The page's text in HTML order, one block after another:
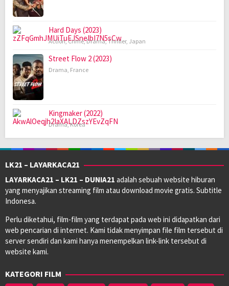
Hard Days (2023)
Action,Crime,Drama,Thriller, Japan
Street Flow 2 (2023)
Drama, France
Kingmaker (2022)
Drama,Korea
LK21 – LAYARKACA21
LAYARKACA21 – LK21 – DUNIA21 adalah sebuah website hiburan
yang menyajikan streaming film atau download movie gratis. Subtitle
Indonesa.
Perlu diketahui, film-film yang terdapat pada web ini didapatkan dari
web pencarian di internet. Kami tidak menyimpan file film tersebut di
server sendiri dan kami hanya menempelkan link-link tersebut di
website kami.
KATEGORI FILM